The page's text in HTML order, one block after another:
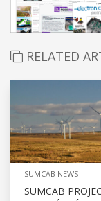
RELATED
SUMCAB NEWS
SUMCAB